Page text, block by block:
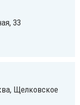
33
Щелковское